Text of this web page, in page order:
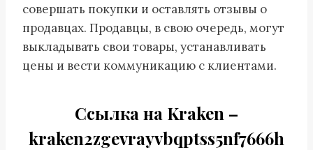
совершать покупки и оставлять отзывы о
продавцах. Продавцы, в свою очередь, могут
выкладывать свои товары, устанавливать
цены и вести коммуникацию с клиентами.
Cсылка на Kraken –
kraken2zgevrayvbqptss5nf7666h